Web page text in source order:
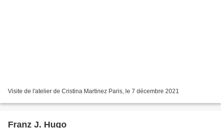
Visite de l'atelier de Cristina Martinez Paris, le 7 décembre 2021
Franz J. Hugo